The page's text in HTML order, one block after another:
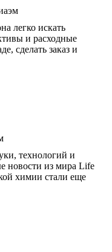
легко искать
и расходные
сделать заказ и
технологий и
новости из мира Life
химии стали еще